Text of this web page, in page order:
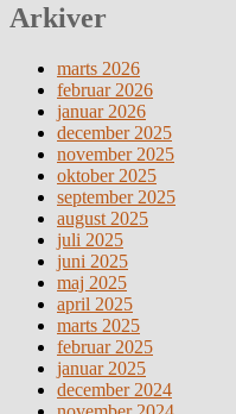
Arkiver
marts 2026
februar 2026
januar 2026
december 2025
november 2025
oktober 2025
september 2025
august 2025
juli 2025
juni 2025
maj 2025
april 2025
marts 2025
februar 2025
januar 2025
december 2024